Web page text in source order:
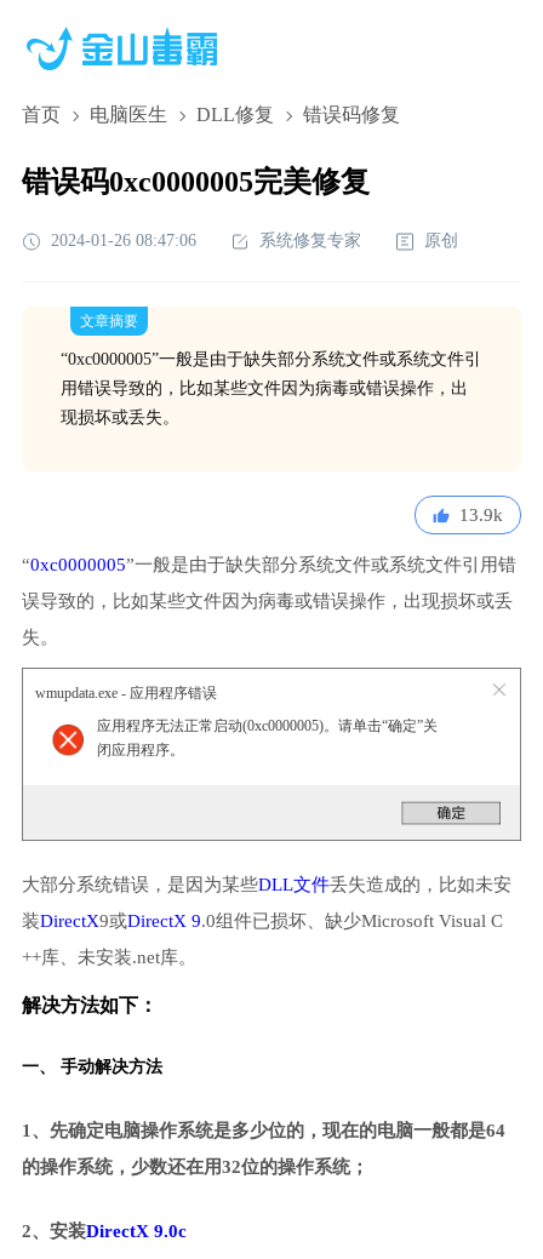
首页 电脑医生 DLL修复 错误码修复
错误码0xc0000005完美修复
2024-01-26 08:47:06 系统修复专家 原创
文章摘要
“0xc0000005”一般是由于缺失部分系统文件或系统文件引
用错误导致的，比如某些文件因为病毒或错误操作，出
现损坏或丢失。
13.9k
“0xc0000005”一般是由于缺失部分系统文件或系统文件引用错
误导致的，比如某些文件因为病毒或错误操作，出现损坏或丢
失。
wmupdata.exe - 应用程序错误
应用程序无法正常启动(0xc0000005)。请单击“确定”关
闭应用程序。
大部分系统错误，是因为某些DLL文件丢失造成的，比如未安
装DirectX9或DirectX 9.0组件已损坏、缺少Microsoft Visual C
++库、未安装.net库。
解决方法如下：
一、 手动解决方法
1、先确定电脑操作系统是多少位的，现在的电脑一般都是64
的操作系统，少数还在用32位的操作系统；
2、安装DirectX 9.0c